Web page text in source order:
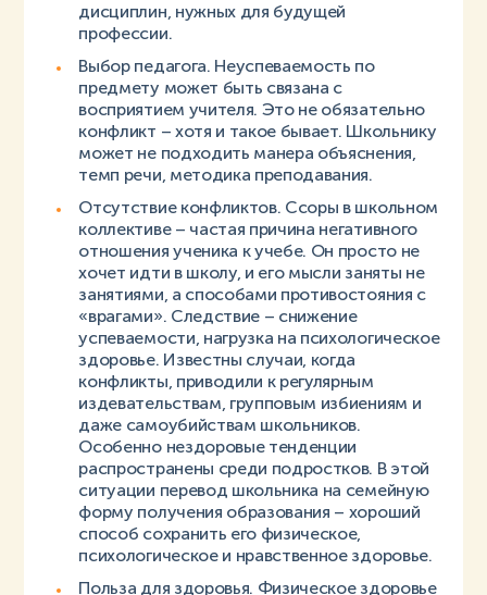
дисциплин, нужных для будущей
профессии.
Выбор педагога. Неуспеваемость по
предмету может быть связана с
восприятием учителя. Это не обязательно
конфликт – хотя и такое бывает. Школьнику
может не подходить манера объяснения,
темп речи, методика преподавания.
Отсутствие конфликтов. Ссоры в школьном
коллективе – частая причина негативного
отношения ученика к учебе. Он просто не
хочет идти в школу, и его мысли заняты не
занятиями, а способами противостояния с
«врагами». Следствие – снижение
успеваемости, нагрузка на психологическое
здоровье. Известны случаи, когда
конфликты, приводили к регулярным
издевательствам, групповым избиениям и
даже самоубийствам школьников.
Особенно нездоровые тенденции
распространены среди подростков. В этой
ситуации перевод школьника на семейную
форму получения образования – хороший
способ сохранить его физическое,
психологическое и нравственное здоровье.
Польза для здоровья. Физическое здоровье